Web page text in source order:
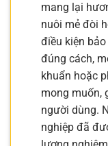
mang lại
nuôi mẻ đòi
điều kiện
đúng cách,
khuẩn hoặc
mong muốn,
người dùng.
nghiệp đã